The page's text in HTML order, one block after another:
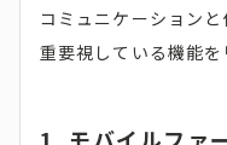
コミュニケーション
重要視している機能を
1. モバイルファ